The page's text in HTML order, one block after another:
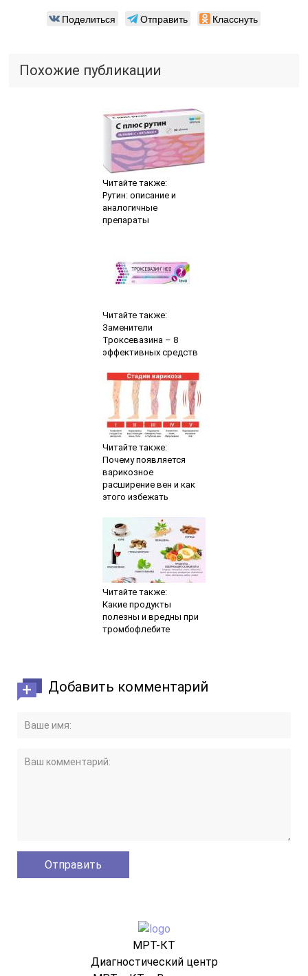
Поделиться Отправить Класснуть
Похожие публикации
Читайте также:
Рутин: описание и
аналогичные
препараты
Читайте также:
Заменители
Троксевазина – 8
эффективных средств
Читайте также:
Почему появляется
варикозное
расширение вен и как
этого избежать
Читайте также:
Какие продукты
полезны и вредны при
тромбофлебите
Добавить комментарий
МРТ-КТ
Диагностический центр